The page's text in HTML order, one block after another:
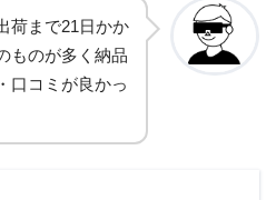
荷まで21日かか
ものが多く納品
口コミが良かっ